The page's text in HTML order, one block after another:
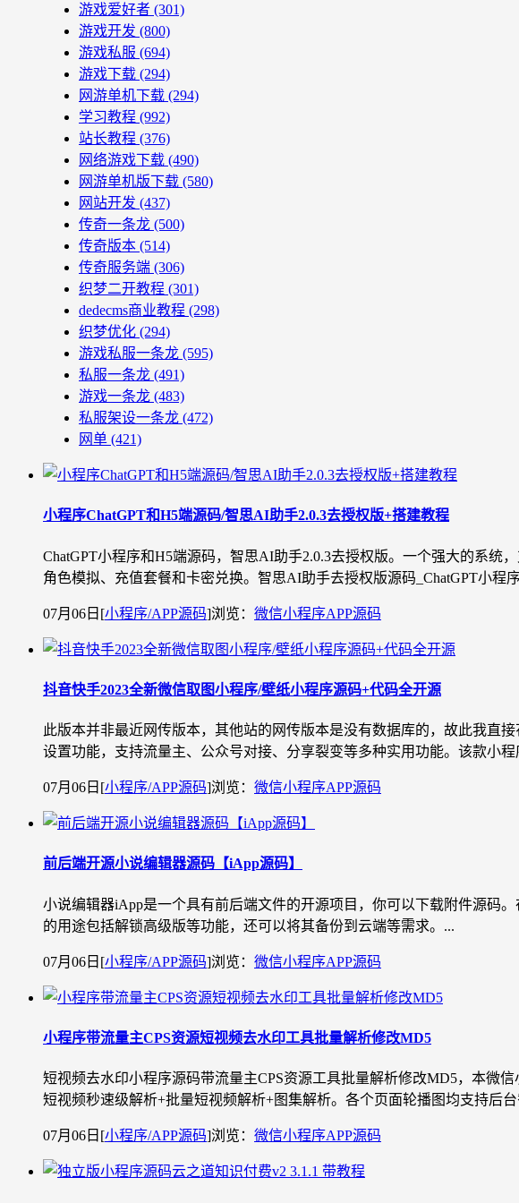
游戏爱好者 (301)
游戏开发 (800)
游戏私服 (694)
游戏下载 (294)
网游单机下载 (294)
学习教程 (992)
站长教程 (376)
网络游戏下载 (490)
网游单机版下载 (580)
网站开发 (437)
传奇一条龙 (500)
传奇版本 (514)
传奇服务端 (306)
织梦二开教程 (301)
dedecms商业教程 (298)
织梦优化 (294)
游戏私服一条龙 (595)
私服一条龙 (491)
游戏一条龙 (483)
私服架设一条龙 (472)
网单 (421)
小程序ChatGPT和H5端源码/智思AI助手2.0.3去授权版+搭建教程
ChatGPT小程序和H5端源码，智思AI助手2.0.3去授权版。一个强大的系统
角色模拟、充值套餐和卡密兑换。智思AI助手去授权版源码_ChatGPT小程
07月06日 [小程序/APP源码]浏览： 微信小程序APP源码
抖音快手2023全新微信取图小程序/壁纸小程序源码+代码全开源
此版本并非最近网传版本，其他站的网传版本是没有数据库的，故此我直
设置功能，支持流量主、公众号对接、分享裂变等多种实用功能。该款小
07月06日 [小程序/APP源码]浏览： 微信小程序APP源码
前后端开源小说编辑器源码【iApp源码】
小说编辑器iApp是一个具有前后端文件的开源项目，你可以下载附件源码
的用途包括解锁高级版等功能，还可以将其备份到云端等需求。...
07月06日 [小程序/APP源码]浏览： 微信小程序APP源码
小程序带流量主CPS资源短视频去水印工具批量解析修改MD5
短视频去水印小程序源码带流量主CPS资源工具批量解析修改MD5，本微
短视频秒速级解析+批量短视频解析+图集解析。各个页面轮播图均支持后
07月06日 [小程序/APP源码]浏览： 微信小程序APP源码